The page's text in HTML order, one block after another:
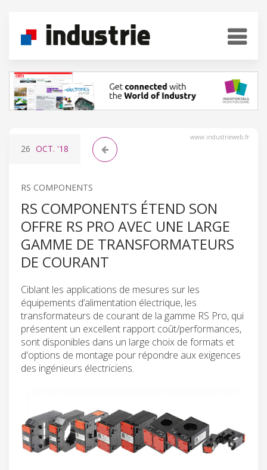
www.industrieweb.fr
26 OCT. '18
RS COMPONENTS
RS COMPONENTS ÉTEND SON
OFFRE RS PRO AVEC UNE LARGE
GAMME DE TRANSFORMATEURS
DE COURANT
Ciblant les applications de mesures sur les
équipements d’alimentation électrique, les
transformateurs de courant de la gamme RS Pro, qui
présentent un excellent rapport coût/performances,
sont disponibles dans un large choix de formats et
d'options de montage pour répondre aux exigences
des ingénieurs électriciens.